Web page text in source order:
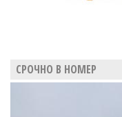
СРОЧНО В НОМЕР